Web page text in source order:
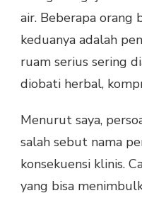
air. Beberapa orang
keduanya adalah
ruam serius sering
diobati herbal,
Menurut saya,
salah sebut nama
konsekuensi klinis.
yang bisa